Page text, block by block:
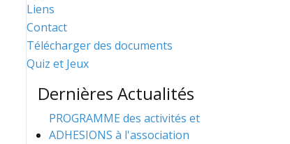
Liens
Contact
Télécharger des documents
Quiz et Jeux
Dernières Actualités
PROGRAMME des activités et
ADHESIONS à l'association